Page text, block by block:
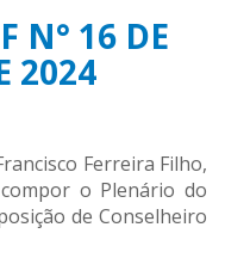
N° 16 DE
2024
Ferreira Filho,
compor o Plenário do
de Conselheiro